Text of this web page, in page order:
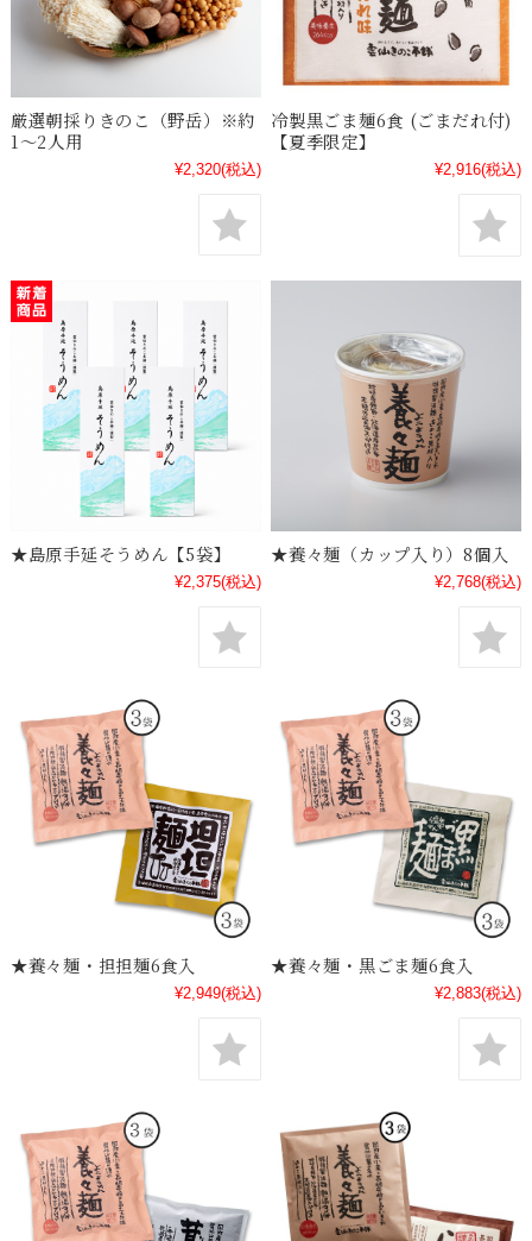
厳選朝採りきのこ（野岳）※約
1～2人用
¥2,320(税込)
冷製黒ごま麺6食 (ごまだれ付)
【夏季限定】
¥2,916(税込)
★島原手延そうめん【5袋】
¥2,375(税込)
★養々麺（カップ入り）8個入
¥2,768(税込)
★養々麺・担担麺6食入
¥2,949(税込)
★養々麺・黒ごま麺6食入
¥2,883(税込)